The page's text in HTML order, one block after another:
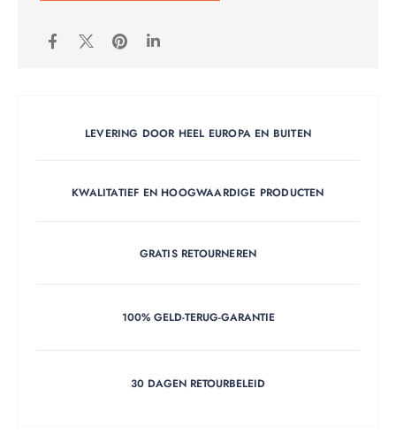
LEVERING DOOR HEEL EUROPA EN BUITEN
KWALITATIEF EN HOOGWAARDIGE PRODUCTEN
GRATIS RETOURNEREN
100% GELD-TERUG-GARANTIE
30 DAGEN RETOURBELEID